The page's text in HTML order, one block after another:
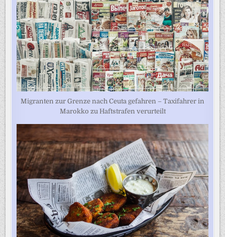
Migranten zur Grenze nach Ceuta gefahren – Taxifahrer in
Marokko zu Haftstrafen verurteilt